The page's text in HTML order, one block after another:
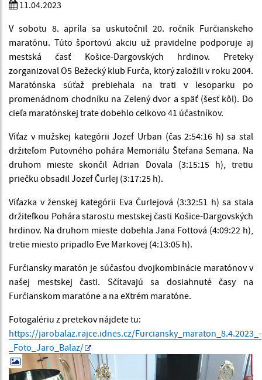
11.04.2023
V sobotu 8. apríla sa uskutočnil 20. ročník Furčianskeho
maratónu. Túto športovú akciu už pravidelne podporuje aj
mestská časť Košice-Dargovských hrdinov. Preteky
zorganizoval O5 Bežecký klub Furča, ktorý založili v roku 2004.
Maratónska súťaž prebiehala na trati v lesoparku po
promenádnom chodníku na Zelený dvor a späť (šesť kôl). Do
cieľa maratónskej trate dobehlo celkovo 41 účastníkov.
Víťaz v mužskej kategórii Jozef Urban (čas 2:54:16 h) sa stal
držiteľom Putovného pohára Memoriálu Štefana Semana. Na
druhom mieste skončil Adrian Dovala (3:15:15 h), tretiu
priečku obsadil Jozef Čurlej (3:17:25 h).
Víťazka v ženskej kategórii Eva Čurlejová (3:32:51 h) sa stala
držiteľkou Pohára starostu mestskej časti Košice-Dargovských
hrdinov. Na druhom mieste dobehla Jana Fottová (4:09:22 h),
tretie miesto pripadlo Eve Markovej (4:13:05 h).
Furčiansky maratón je súčasťou dvojkombinácie maratónov v
našej mestskej časti. Sčítavajú sa dosiahnuté časy na
Furčianskom maratóne a na eXtrém maratóne.
Fotogalériu z pretekov nájdete tu:
https://jarobalaz.rajce.idnes.cz/Furciansky_maraton_8.4.2023_-
_Foto_Jaro_Balaz/